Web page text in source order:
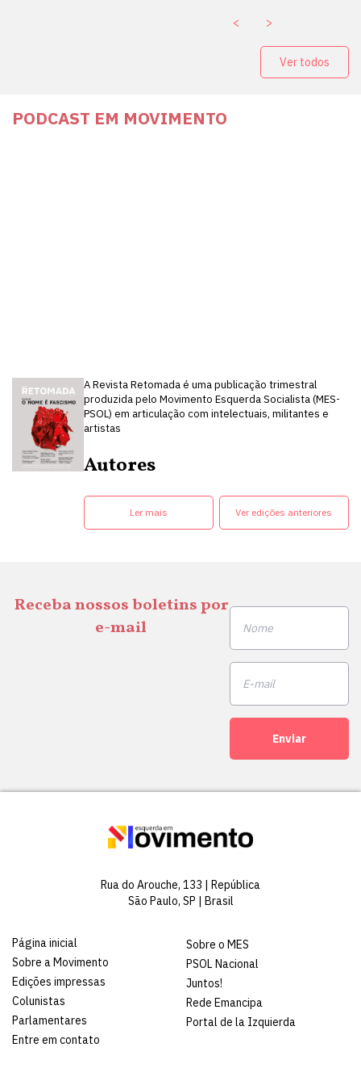
< >
Ver todos
PODCAST EM MOVIMENTO
A Revista Retomada é uma publicação trimestral
produzida pelo Movimento Esquerda Socialista (MES-
PSOL) em articulação com intelectuais, militantes e
artistas
Autores
Ler mais Ver edições anteriores
Receba nossos boletins por
e-mail
Enviar
Rua do Arouche, 133 | República
São Paulo, SP | Brasil
Página inicial
Sobre a Movimento
Edições impressas
Colunistas
Parlamentares
Entre em contato
Sobre o MES
PSOL Nacional
Juntos!
Rede Emancipa
Portal de la Izquierda